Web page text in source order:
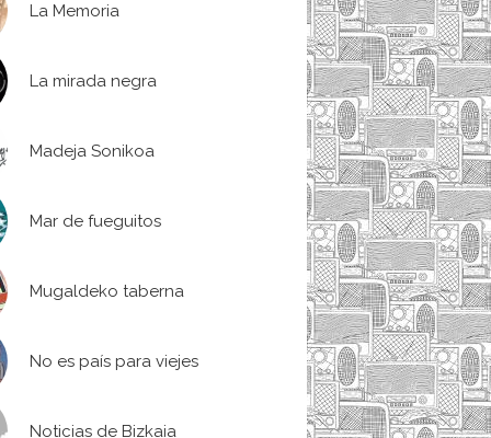
La Memoria
La mirada negra
Madeja Sonikoa
Mar de fueguitos
Mugaldeko taberna
No es país para viejes
Noticias de Bizkaia